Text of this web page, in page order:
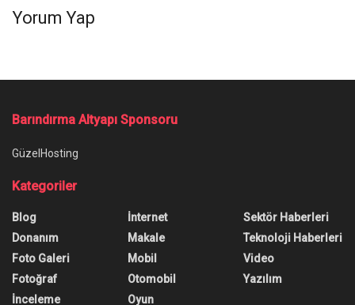
Yorum Yap
Gizlilik ve Güvenlik Konusunda
En İyi 10 Klavye Uygulaması
Özellik, gizlilik ve güvenlik konularında çok başarılı
olan 10 klavye uygulaması derledik. İşte listenin